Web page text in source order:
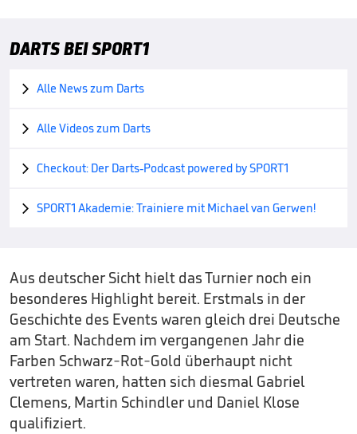
DARTS BEI SPORT1
 Alle News zum Darts
 Alle Videos zum Darts
 Checkout: Der Darts-Podcast powered by SPORT1
 SPORT1 Akademie: Trainiere mit Michael van Gerwen!
Aus deutscher Sicht hielt das Turnier noch ein
besonderes Highlight bereit. Erstmals in der
Geschichte des Events waren gleich drei Deutsche
am Start. Nachdem im vergangenen Jahr die
Farben Schwarz-Rot-Gold überhaupt nicht
vertreten waren, hatten sich diesmal Gabriel
Clemens, Martin Schindler und Daniel Klose
qualifiziert.